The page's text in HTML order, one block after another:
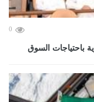
0
باحتياجات السوق